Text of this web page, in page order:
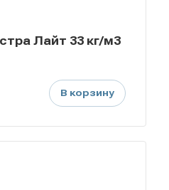
Лайт 33 кг/м3
В корзину